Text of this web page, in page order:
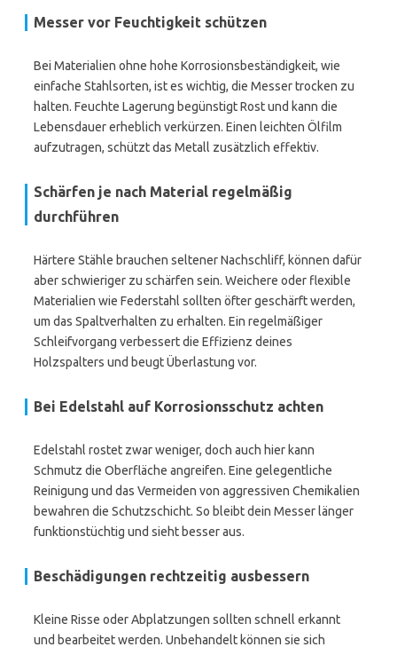
Messer vor Feuchtigkeit schützen
Bei Materialien ohne hohe Korrosionsbeständigkeit, wie
einfache Stahlsorten, ist es wichtig, die Messer trocken zu
halten. Feuchte Lagerung begünstigt Rost und kann die
Lebensdauer erheblich verkürzen. Einen leichten Ölfilm
aufzutragen, schützt das Metall zusätzlich effektiv.
Schärfen je nach Material regelmäßig
durchführen
Härtere Stähle brauchen seltener Nachschliff, können dafür
aber schwieriger zu schärfen sein. Weichere oder flexible
Materialien wie Federstahl sollten öfter geschärft werden,
um das Spaltverhalten zu erhalten. Ein regelmäßiger
Schleifvorgang verbessert die Effizienz deines
Holzspalters und beugt Überlastung vor.
Bei Edelstahl auf Korrosionsschutz achten
Edelstahl rostet zwar weniger, doch auch hier kann
Schmutz die Oberfläche angreifen. Eine gelegentliche
Reinigung und das Vermeiden von aggressiven Chemikalien
bewahren die Schutzschicht. So bleibt dein Messer länger
funktionstüchtig und sieht besser aus.
Beschädigungen rechtzeitig ausbessern
Kleine Risse oder Abplatzungen sollten schnell erkannt
und bearbeitet werden. Unbehandelt können sie sich